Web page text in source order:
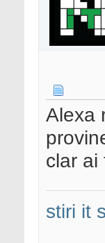
Alexa
clar ai
stiri it